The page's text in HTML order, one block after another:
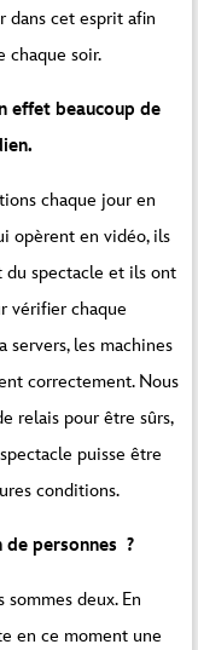
dans cet esprit afin
chaque soir.
effet beaucoup de
chaque jour en
opèrent en vidéo, ils
spectacle et ils ont
vérifier chaque
servers, les machines
correctement. Nous
relais pour être sûrs,
puisse être
conditions.
de personnes ?
deux. En
en ce moment une